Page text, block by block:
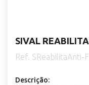
SIVAL
Ref. SReabilitaAnti-
Descrição: